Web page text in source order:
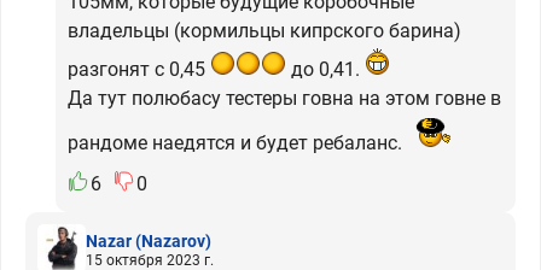
владельцы (кормильцы кипрского барина)
разгонят с 0,45
до 0,41.
Да тут полюбасу тестеры говна на этом говне в
рандоме наедятся и будет ребаланс.
6
0
Nazar(Nazarov)
15 октября 2023 г.